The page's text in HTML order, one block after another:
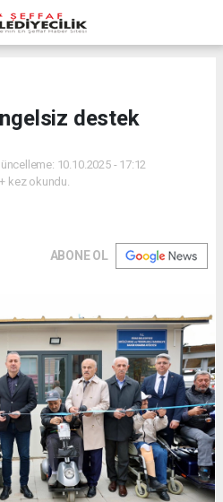
destek
10.10.2025 - 17:12
kez okundu.
ABONE OL